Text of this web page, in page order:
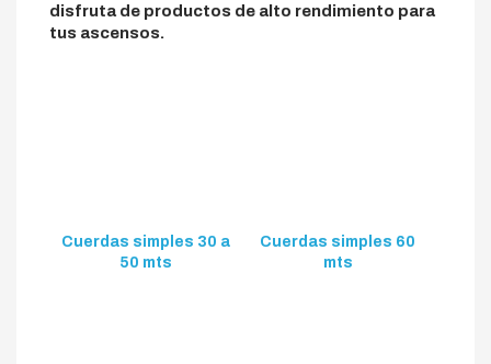
disfruta de productos de alto rendimiento para
tus ascensos.
Cuerdas simples 30 a
50 mts
Cuerdas simples 60
mts